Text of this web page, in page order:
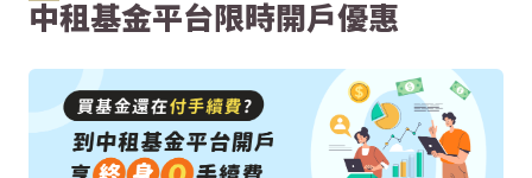
中租基金平台限時開戶優惠